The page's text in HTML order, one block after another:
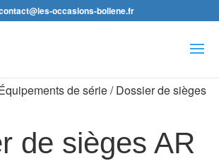
occasions-bollene.fr
de série / Dossier de sièges
de sièges AR